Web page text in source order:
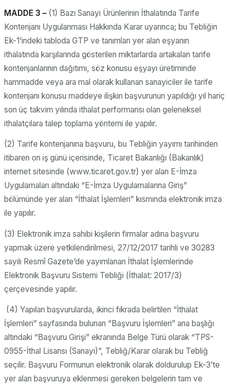
MADDE 3 – (1) Bazı Sanayi Ürünlerinin İthalatında Tarife
Kontenjanı Uygulanması Hakkında Karar uyarınca; bu Tebliğin
Ek-1’indeki tabloda GTP ve tanımları yer alan eşyanın
ithalatında karşılarında gösterilen miktarlarda artakalan tarife
kontenjanlarının dağıtımı, söz konusu eşyayı üretiminde
hammadde veya ara mal olarak kullanan sanayiciler ile tarife
kontenjanı konusu maddeye ilişkin başvurunun yapıldığı yıl hariç
son üç takvim yılında ithalat performansı olan geleneksel
ithalatçılara talep toplama yöntemi ile yapılır.
(2) Tarife kontenjanına başvuru, bu Tebliğin yayımı tarihinden
itibaren on iş günü içerisinde, Ticaret Bakanlığı (Bakanlık)
internet sitesinde (www.ticaret.gov.tr) yer alan E-İmza
Uygulamaları altındaki “E-İmza Uygulamalarına Giriş”
bölümünde yer alan “İthalat İşlemleri” kısmında elektronik imza
ile yapılır.
(3) Elektronik imza sahibi kişilerin firmalar adına başvuru
yapmak üzere yetkilendirilmesi, 27/12/2017 tarihli ve 30283
sayılı Resmî Gazete’de yayımlanan İthalat İşlemlerinde
Elektronik Başvuru Sistemi Tebliği (İthalat: 2017/3)
çerçevesinde yapılır.
(4) Yapılan başvurularda, ikinci fıkrada belirtilen “İthalat
İşlemleri” sayfasında bulunan “Başvuru İşlemleri” ana başlığı
altındaki “Başvuru Girişi” ekranında Belge Türü olarak “TPS-
0955-İthal Lisansı (Sanayi)”, Tebliğ/Karar olarak bu Tebliğ
seçilir. Başvuru Formunun elektronik olarak doldurulup Ek-3’te
yer alan başvuruya eklenmesi gereken belgelerin tam ve